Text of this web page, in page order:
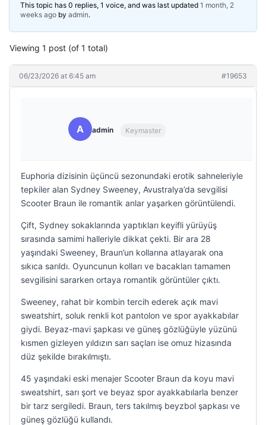
This topic has 0 replies, 1 voice, and was last updated 1 month, 2
weeks ago by admin.
Viewing 1 post (of 1 total)
06/23/2026 at 6:45 am #19653
A admin Keymaster
Euphoria dizisinin üçüncü sezonundaki erotik sahneleriyle
tepkiler alan Sydney Sweeney, Avustralya’da sevgilisi
Scooter Braun ile romantik anlar yaşarken görüntülendi.
Çift, Sydney sokaklarında yaptıkları keyifli yürüyüş
sırasında samimi halleriyle dikkat çekti. Bir ara 28
yaşındaki Sweeney, Braun’un kollarına atlayarak ona
sıkıca sarıldı. Oyuncunun kolları ve bacakları tamamen
sevgilisini sararken ortaya romantik görüntüler çıktı.
Sweeney, rahat bir kombin tercih ederek açık mavi
sweatshirt, soluk renkli kot pantolon ve spor ayakkabılar
giydi. Beyaz-mavi şapkası ve güneş gözlüğüyle yüzünü
kısmen gizleyen yıldızın sarı saçları ise omuz hizasında
düz şekilde bırakılmıştı.
45 yaşındaki eski menajer Scooter Braun da koyu mavi
sweatshirt, sarı şort ve beyaz spor ayakkabılarla benzer
bir tarz sergiledi. Braun, ters takılmış beyzbol şapkası ve
güneş gözlüğü kullandı.